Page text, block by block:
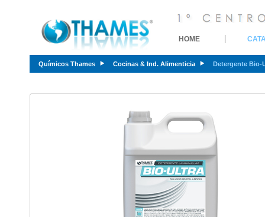
HOME
Químicos Thames Cocinas & Ind. Alimenticia Detergente Bio-